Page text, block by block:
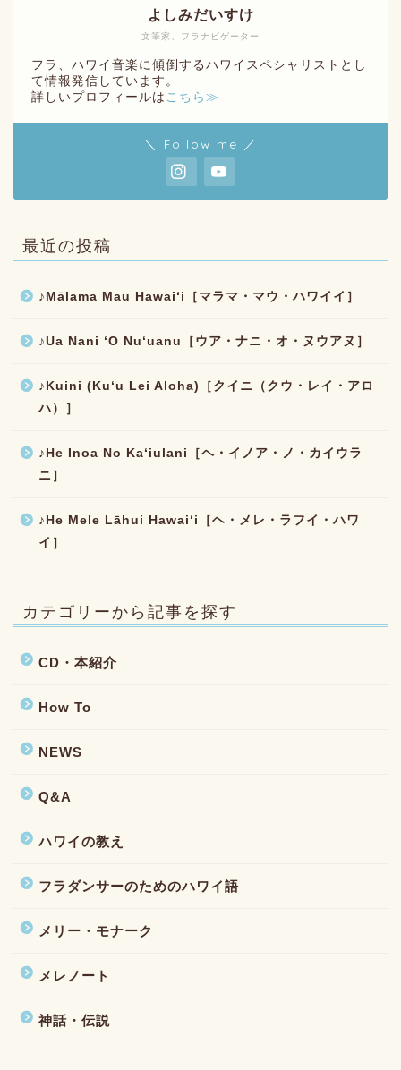
文筆家、フラナビゲーター
よしみだいすけ
フラ、ハワイ音楽に傾倒するハワイスペシャリストとし
て情報発信しています。
詳しいプロフィールは こちら≫
＼ Follow me ／
最近の投稿
♪Mālama Mau Hawaiʻi［マラマ・マウ・ハワイイ］
♪Ua Nani ʻO Nuʻuanu［ウア・ナニ・オ・ヌウアヌ］
♪Kuini (Kuʻu Lei Aloha)［クイニ（クウ・レイ・アロ
ハ）］
♪He Inoa No Kaʻiulani［ヘ・イノア・ノ・カイウラ
ニ］
♪He Mele Lāhui Hawaiʻi［ヘ・メレ・ラフイ・ハワ
イ］
カテゴリーから記事を探す
CD・本紹介
How To
NEWS
Q&A
ハワイの教え
フラダンサーのためのハワイ語
メリー・モナーク
メレノート
神話・伝説